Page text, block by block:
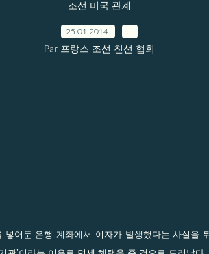
조선 미국 관계
25.01.2014
Par 프랑스 조선 친선 협회
어둔 은행 계좌에서 이자가 발생했다는 사실을